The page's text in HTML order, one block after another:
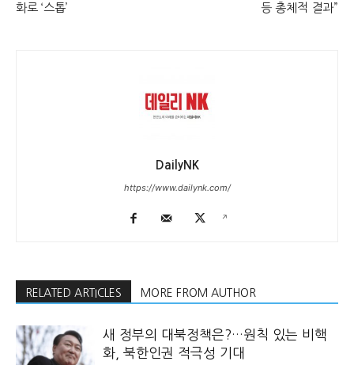
화로 ‘스톱’ 등 총체적 결과”
DailyNK
https://www.dailynk.com/
RELATED ARTICLES MORE FROM AUTHOR
새 정부의 대북정책은?…원칙 있는 비핵
화, 북한인권 적극성 기대